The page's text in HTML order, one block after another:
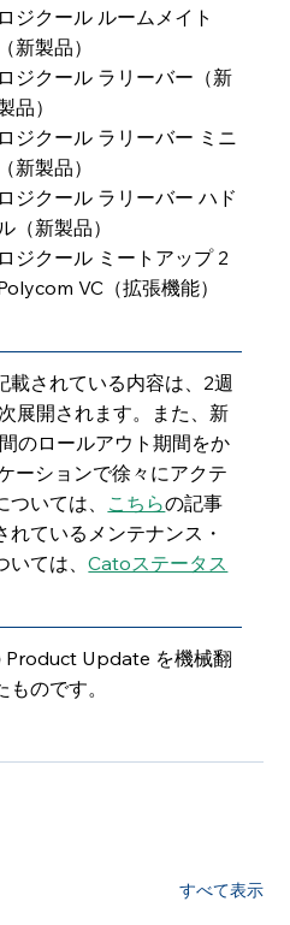
ロジクール ルームメイト
（新製品）
ロジクール ラリーバー（新
品）
ロジクール ラリーバー ミニ
（新製品）
ロジクール ラリーバー ハド
（新製品）
ロジクール ミートアップ 2
VC（拡張機能）
載されている内容は、2週
展開されます。また、新
のロールアウト期間をか
ーションで徐々にアクテ
いては、 こちらの記事
ているメンテナンス・
いては、Catoステータス
Update を機械翻
のです。
すべて表示